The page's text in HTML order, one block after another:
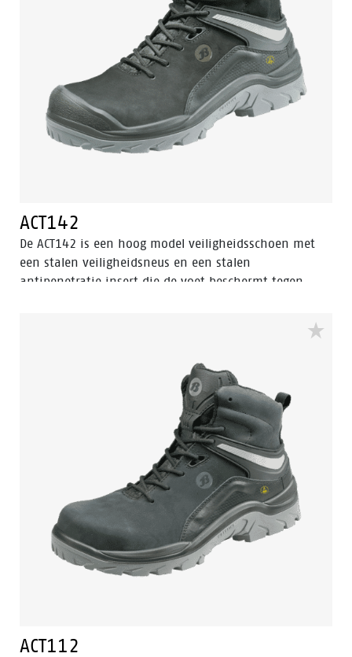
ACT142
De ACT142 is een hoog model veiligheidsschoen met
een stalen veiligheidsneus en een stalen
antipenetratie insert die de voet beschermt tegen
Comfort®-voering en schacht van nubuck leder met
uitgerust met een PU/PU-zool. Deze schoen valt
binnen de S3 veiligheidscategorie.
ACT112